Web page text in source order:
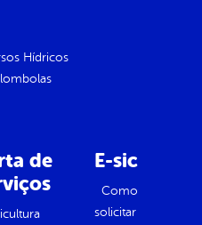
Hídricos
de
E-sic
Como
solicitar